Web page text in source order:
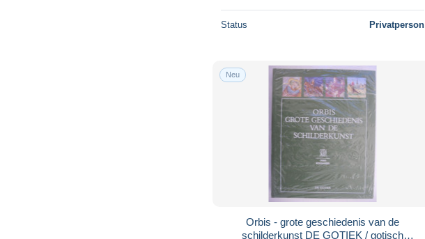
Status Privatperson
Neu
Orbis - grote geschiedenis van de
schilderkunst DE GOTIEK / gotisch